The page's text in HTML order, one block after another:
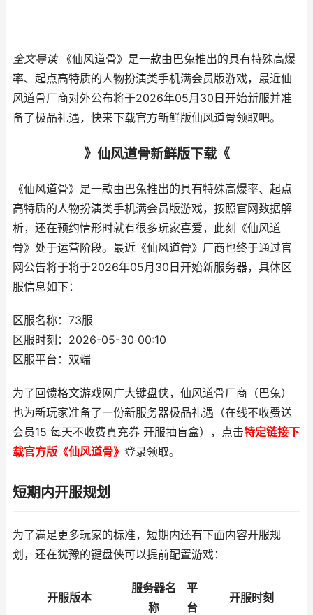
全文导读《仙风道骨》是一款由巴兔推出的具有特殊高爆
率、起点高特质的人物扮演类手机满会员版游戏，最近仙
风道骨厂商对外公布将于2026年05月30日开始新服并准
备了极品礼遇，快来下载官方新鲜版仙风道骨领取吧。
》仙风道骨新鲜版下载《
《仙风道骨》是一款由巴兔推出的具有特殊高爆率、起点
高特质的人物扮演类手机满会员版游戏，按照官网数据解
析，还在预约情形时就有很多玩家喜爱，此刻《仙风道
骨》处于运营阶段。最近《仙风道骨》厂商也终于通过官
网公告将于将于2026年05月30日开始新服务器，具体区
服信息如下：
区服名称：73服
区服时刻：2026-05-30 00:10
区服平台：双端
为了回馈格文游戏网广大键盘侠，仙风道骨厂商（巴兔）
也为新玩家准备了一份新服务器极品礼遇（在线不收费送
会员15 每天不收费真充券 开服抽盲盒），点击特定链接下
载官方版《仙风道骨》 登录领取。
短期内开服规划
为了满足更多玩家的标准，短期内还有下面内容开服规
划，还在犹豫的键盘侠可以提前配置游戏：
开服版本
服务器名
称
平
台
开服时刻